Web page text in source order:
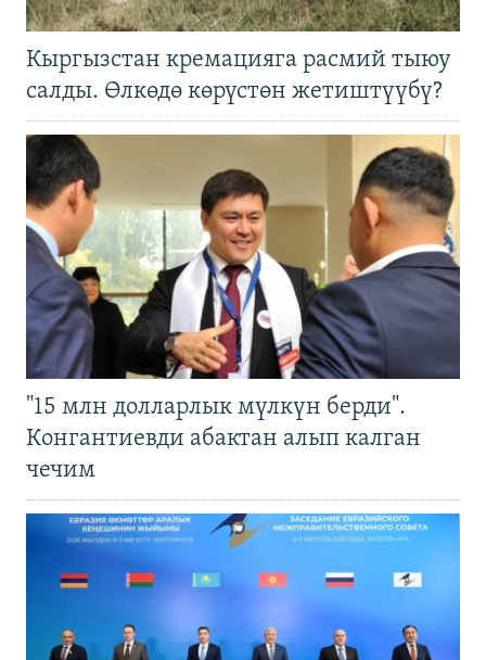
Кыргызстан кремацияга расмий тыюу
салды. Өлкөдө көрүстөн жетиштүүбү?
"15 млн долларлык мүлкүн берди".
Конгантиевди абактан алып калган
чечим